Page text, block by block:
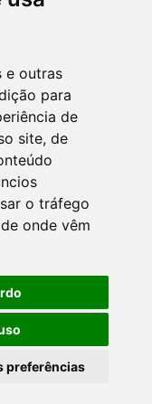
e outras
para
de
site, de
o tráfego
onde vêm
preferências
Nacional de
e